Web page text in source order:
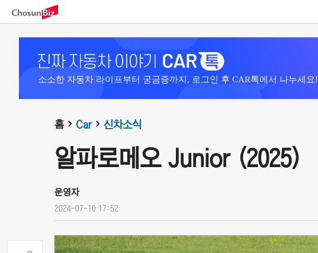
소소한 자동차 라이프부터 궁금증까지, 로그인 후 CAR톡에서 나누세요!
홈 Car 신차소식
알파로메오 Junior (2025)
운영자
2024-07-10 17:52